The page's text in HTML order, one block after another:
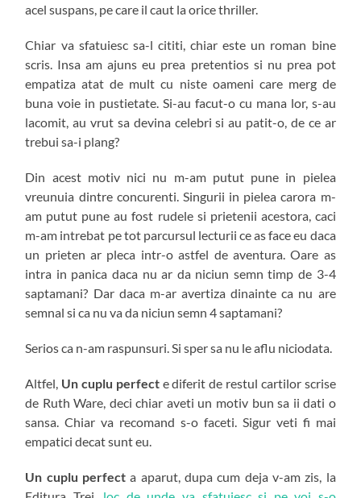
acel suspans, pe care il caut la orice thriller.
Chiar va sfatuiesc sa-l cititi, chiar este un roman bine
scris. Insa am ajuns eu prea pretentios si nu prea pot
empatiza atat de mult cu niste oameni care merg de
buna voie in pustietate. Si-au facut-o cu mana lor, s-au
lacomit, au vrut sa devina celebri si au patit-o, de ce ar
trebui sa-i plang?
Din acest motiv nici nu m-am putut pune in pielea
vreunuia dintre concurenti. Singurii in pielea carora m-
am putut pune au fost rudele si prietenii acestora, caci
m-am intrebat pe tot parcursul lecturii ce as face eu daca
un prieten ar pleca intr-o astfel de aventura. Oare as
intra in panica daca nu ar da niciun semn timp de 3-4
saptamani? Dar daca m-ar avertiza dinainte ca nu are
semnal si ca nu va da niciun semn 4 saptamani?
Serios ca n-am raspunsuri. Si sper sa nu le aflu niciodata.
Altfel, Un cuplu perfecte diferit de restul cartilor scrise
de Ruth Ware, deci chiar aveti un motiv bun sa ii dati o
sansa. Chiar va recomand s-o faceti. Sigur veti fi mai
empatici decat sunt eu.
Un cuplu perfect a aparut, dupa cum deja v-am zis, la